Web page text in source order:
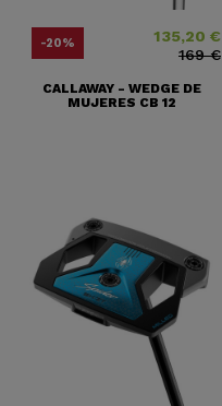
-20% Precio135,20 €
Precio base
169 €
CALLAWAY - WEDGE DE
MUJERES CB 12